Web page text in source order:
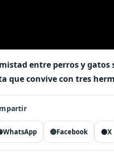
entre perros y gatos
que convive con tres
WhatsApp 🔵Facebook ⚫X